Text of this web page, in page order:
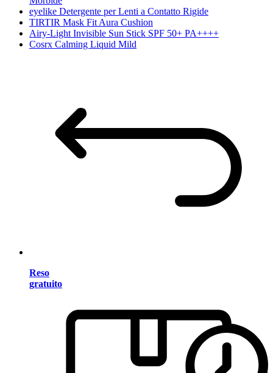
eyelike Detergente per Lenti a Contatto Rigide
TIRTIR Mask Fit Aura Cushion
Airy-Light Invisible Sun Stick SPF 50+ PA++++
Cosrx Calming Liquid Mild
Reso
gratuito